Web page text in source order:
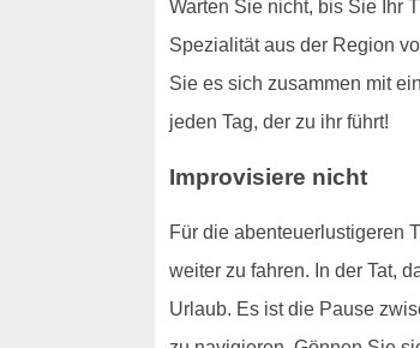
Warten Sie nicht, bis Sie Ihr
Spezialität aus der Region
Sie es sich zusammen mit
jeden Tag, der zu ihr führt!
Improvisiere nicht
Für die abenteuerlustigeren
weiter zu fahren. In der Tat,
Urlaub. Es ist die Pause